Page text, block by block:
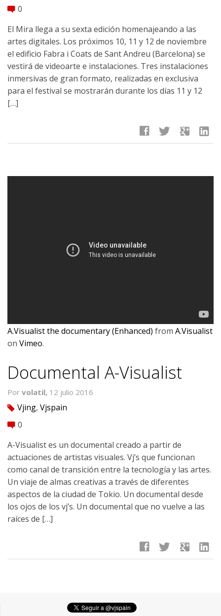
comment 0
El Mira llega a su sexta edición homenajeando a las
artes digitales. Los próximos 10, 11 y 12 de noviembre
el edificio Fabra i Coats de Sant Andreu (Barcelona) se
vestirá de videoarte e instalaciones. Tres instalaciones
inmersivas de gran formato, realizadas en exclusiva
para el festival se mostrarán durante los días 11 y 12
[…]
facebook twitter google linkedin
A.Visualist the documentary (Enhanced) from A.Visualist
on Vimeo.
Documental A-Visualist
Por volatil, 12 julio 2016
tag Vjing, Vjspain
comment 0
A-Visualist es un documental creado a partir de
actuaciones de artistas visuales. Vj’s que funcionan
como canal de transición entre la tecnología y las artes.
Un viaje de almas creativas a través de diferentes
aspectos de la ciudad de Tokio. Un documental desde
los ojos de los vj’s. Un documental que no vuelve a las
raíces de […]
facebook twitter google linkedin